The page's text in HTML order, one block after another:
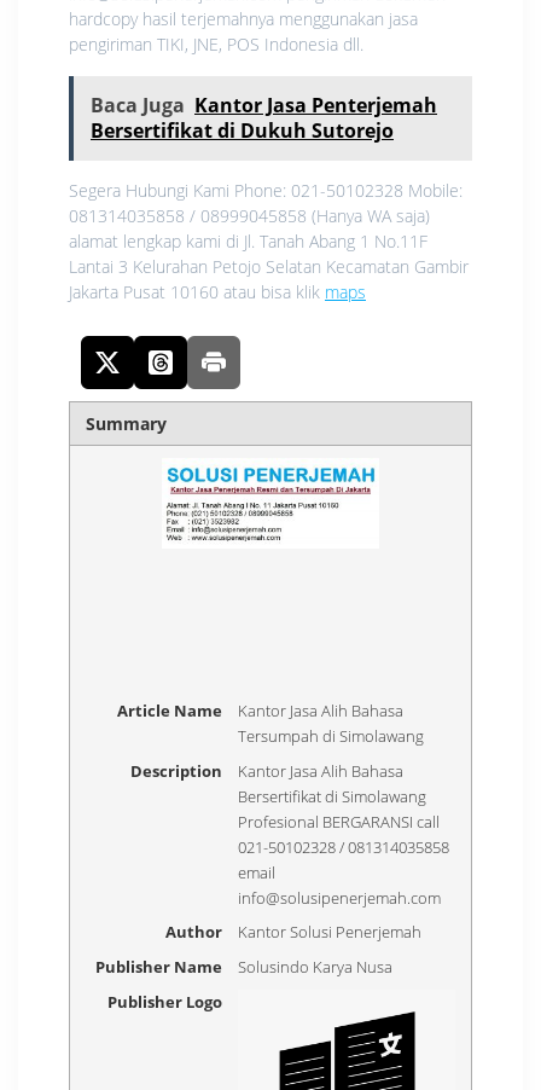
hardcopy hasil terjemahnya menggunakan jasa
pengiriman TIKI, JNE, POS Indonesia dll.
Baca Juga Kantor Jasa Penterjemah
Bersertifikat di Dukuh Sutorejo
Segera Hubungi Kami Phone: 021-50102328 Mobile:
081314035858 / 08999045858 (Hanya WA saja)
alamat lengkap kami di Jl. Tanah Abang 1 No.11F
Lantai 3 Kelurahan Petojo Selatan Kecamatan Gambir
Jakarta Pusat 10160 atau bisa klik maps
Summary
Article Name
Kantor Jasa Alih Bahasa
Tersumpah di Simolawang
Description
Kantor Jasa Alih Bahasa
Bersertifikat di Simolawang
Profesional BERGARANSI call
021-50102328 / 081314035858
email
info@solusipenerjemah.com
Author
Kantor Solusi Penerjemah
Publisher Name
Solusindo Karya Nusa
Publisher Logo